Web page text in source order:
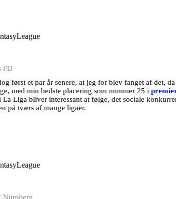
FD
først et par år senere, at jeg for blev fanget af det,
med min bedste placering som nummer 25 i
Liga bliver interessant at følge, det sociale
på tværs af mange ligaer.
Nürnberg